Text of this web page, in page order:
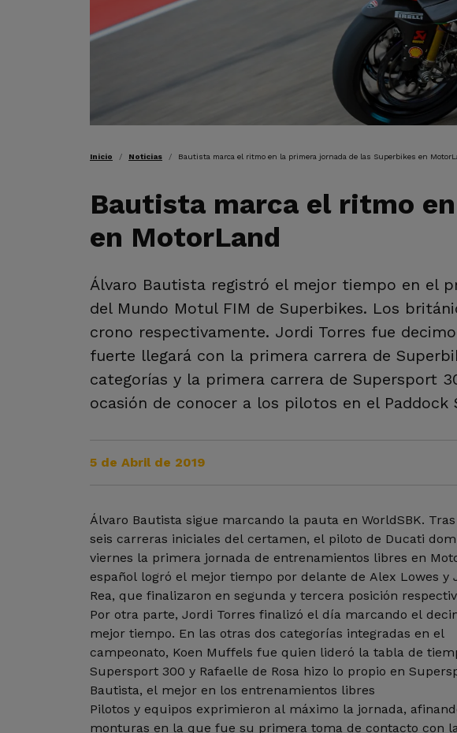
RUTA DE NAVEGACIÓN
Inicio Noticias Bautista marca el ritmo en la primera jornada de las Superbikes en
Bautista marca el ritmo
en MotorLand
Álvaro Bautista registró el mejor tiempo en el
del Mundo Motul FIM de Superbikes. Los
crono respectivamente. Jordi Torres fue
fuerte llegará con la primera carrera de
categorías y la primera carrera de Supersport
ocasión de conocer a los pilotos en el
5 de Abril de 2019
Álvaro Bautista sigue marcando la pauta en WorldSBK.
seis carreras iniciales del certamen, el piloto de Ducati
viernes la primera jornada de entrenamientos libres en
español logró el mejor tiempo por delante de Alex Lowes y
Rea, que finalizaron en segunda y tercera posición
Por otra parte, Jordi Torres finalizó el día marcando el
mejor tiempo. En las otras dos categorías integradas en el
campeonato, Koen Muffels fue quien lideró la tabla de
Supersport 300 y Rafaelle de Rosa hizo lo propio en
Bautista, el mejor en los entrenamientos libres
Pilotos y equipos exprimieron al máximo la jornada,
monturas en la que fue su primera toma de contacto con